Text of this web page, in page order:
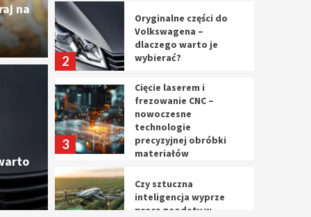
do Volkswagena –
je wybierać?
na
2
Oryginalne części do
Volkswagena –
dlaczego warto je
wybierać?
3
Cięcie laserem i
frezowanie CNC –
nowoczesne
technologie
precyzyjnej obróbki
materiałów
Czy sztuczna
inteligencja wyprze
pracę geodety w